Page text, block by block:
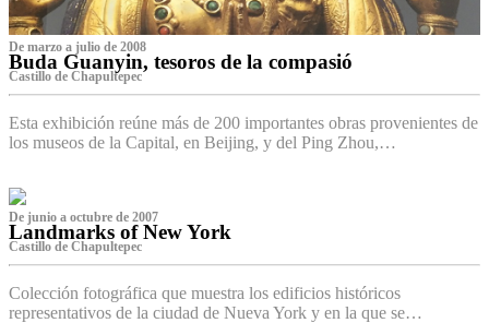
De marzo a julio de 2008
Buda Guanyin, tesoros de la compasió
Castillo de Chapultepec
Esta exhibición reúne más de 200 importantes obras provenientes de
los museos de la Capital, en Beijing, y del Ping Zhou,…
De junio a octubre de 2007
Landmarks of New York
Castillo de Chapultepec
Colección fotográfica que muestra los edificios históricos
representativos de la ciudad de Nueva York y en la que se…